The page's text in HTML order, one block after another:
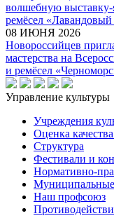
волшебную выставку-
ремёсел «Лавандовый
08 ИЮНЯ 2026
Новороссийцев
мастерства на
и ремёсел
Управление культуры
Учреждения
Оценка
Структура
Фестивали и
Нормативно-
Наш профсоюз